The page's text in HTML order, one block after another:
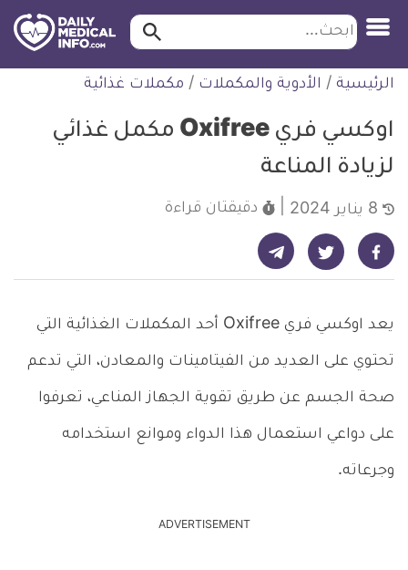
التخطي
للمحتوى
طبية
ابحث ابحث…
الرئيسية / الأدوية والمكملات / مكملات غذائية
اوكسي فري Oxifree مكمل غذائي
لزيادة المناعة
دقيقتان قراءة
شارك على فيسبوك - ديلي ميديكال انفو شارك على تويتر - ديلي ميديكال انفو شارك على تيليجرام - ديلي ميديكال انفو
يعد اوكسي فري Oxifree أحد المكملات الغذائية التي
تحتوي على العديد من الفيتامينات والمعادن، التي تدعم
صحة الجسم عن طريق تقوية الجهاز المناعي، تعرفوا
على دواعي استعمال هذا الدواء وموانع استخدامه
وجرعاته.
ADVERTISEMENT